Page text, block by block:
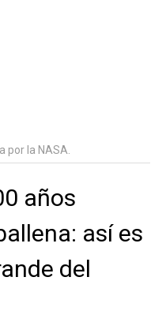
por la NASA.
años
así es
del